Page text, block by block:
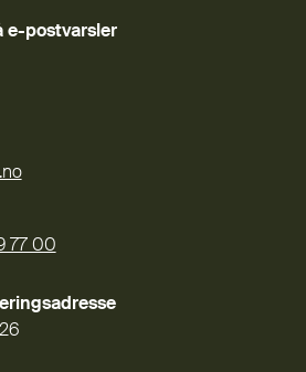
e-postvarsler
77 00